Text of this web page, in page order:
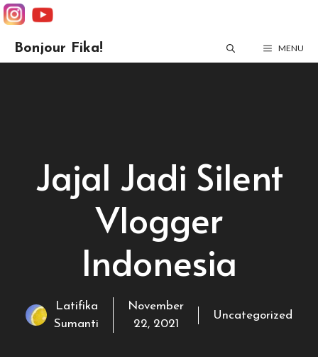
Skip
to
Bonjour Fika! MENU
Jajal Jadi Silent
Vlogger
Indonesia
Latifika
Sumanti
November
22, 2021
Uncategorized